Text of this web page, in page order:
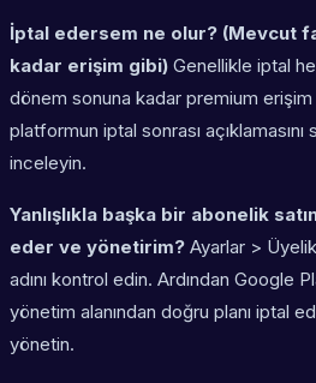
İptal edersem ne olur? (Mevcut
kadar erişim gibi) Genellikle iptal
dönem sonuna kadar premium
platformun iptal sonrası açıklamasını
inceleyin.
Yanlışlıkla başka bir abonelik
eder ve yönetirim? Ayarlar >
adını kontrol edin. Ardından Google
yönetim alanından doğru planı iptal
yönetin.